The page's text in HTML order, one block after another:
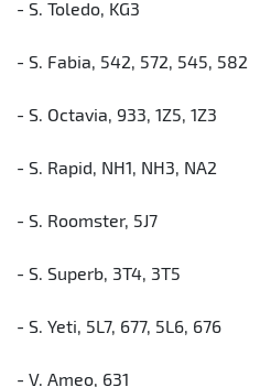
- S. Toledo, KG3
- S. Fabia, 542, 572, 545, 582
- S. Octavia, 933, 1Z5, 1Z3
- S. Rapid, NH1, NH3, NA2
- S. Roomster, 5J7
- S. Superb, 3T4, 3T5
- S. Yeti, 5L7, 677, 5L6, 676
- V. Ameo, 631